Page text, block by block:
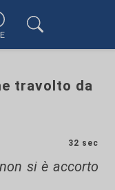
travolto da
32 sec
si è accorto